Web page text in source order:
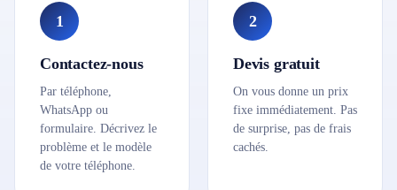
1
Contactez-nous
Par téléphone,
WhatsApp ou
formulaire. Décrivez le
problème et le modèle
de votre téléphone.
2
Devis gratuit
On vous donne un prix
fixe immédiatement. Pas
de surprise, pas de frais
cachés.